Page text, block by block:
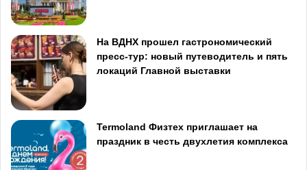
На ВДНХ прошел гастрономический
пресс-тур: новый путеводитель и пять
локаций Главной выставки
Termoland Физтех приглашает на
праздник в честь двухлетия комплекса